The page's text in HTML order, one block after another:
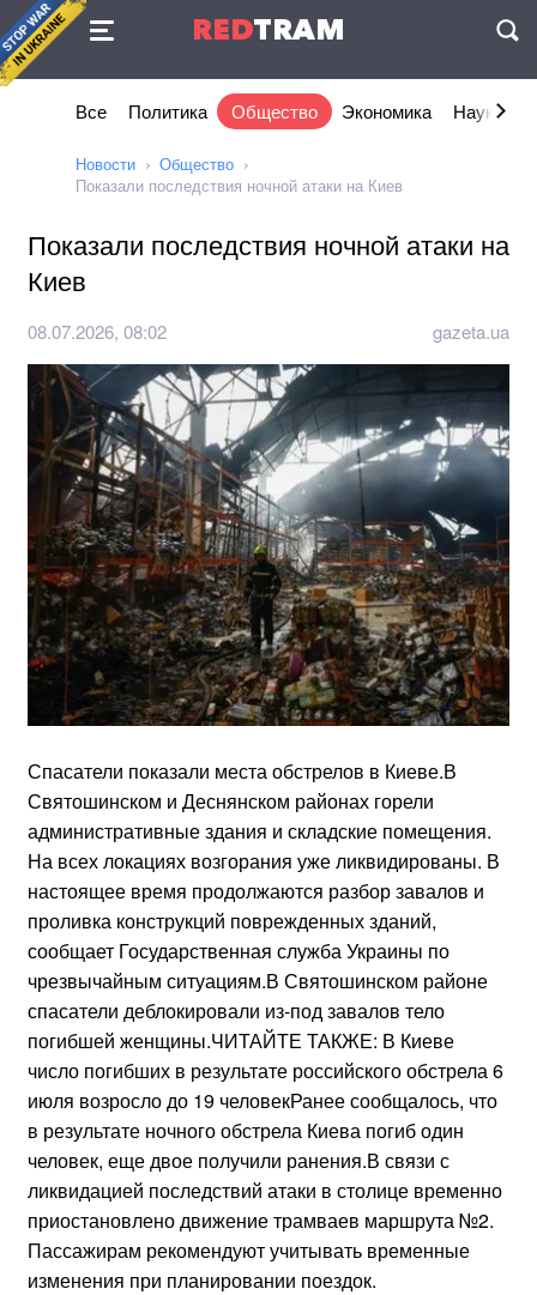
REDTRAM
Соглашение
Все Политика Общество Экономика Наука и IT
Новости
Общество
Показали последствия ночной атаки на Киев
Показали последствия ночной атаки на
Киев
08.07.2026, 08:02 gazeta.ua
Спасатели показали места обстрелов в Киеве.В
Святошинском и Деснянском районах горели
административные здания и складские помещения.
На всех локациях возгорания уже ликвидированы. В
настоящее время продолжаются разбор завалов и
проливка конструкций поврежденных зданий,
сообщает Государственная служба Украины по
чрезвычайным ситуациям.В Святошинском районе
спасатели деблокировали из-под завалов тело
погибшей женщины.ЧИТАЙТЕ ТАКЖЕ: В Киеве
число погибших в результате российского обстрела 6
июля возросло до 19 человекРанее сообщалось, что
в результате ночного обстрела Киева погиб один
человек, еще двое получили ранения.В связи с
ликвидацией последствий атаки в столице временно
приостановлено движение трамваев маршрута №2.
Пассажирам рекомендуют учитывать временные
изменения при планировании поездок.